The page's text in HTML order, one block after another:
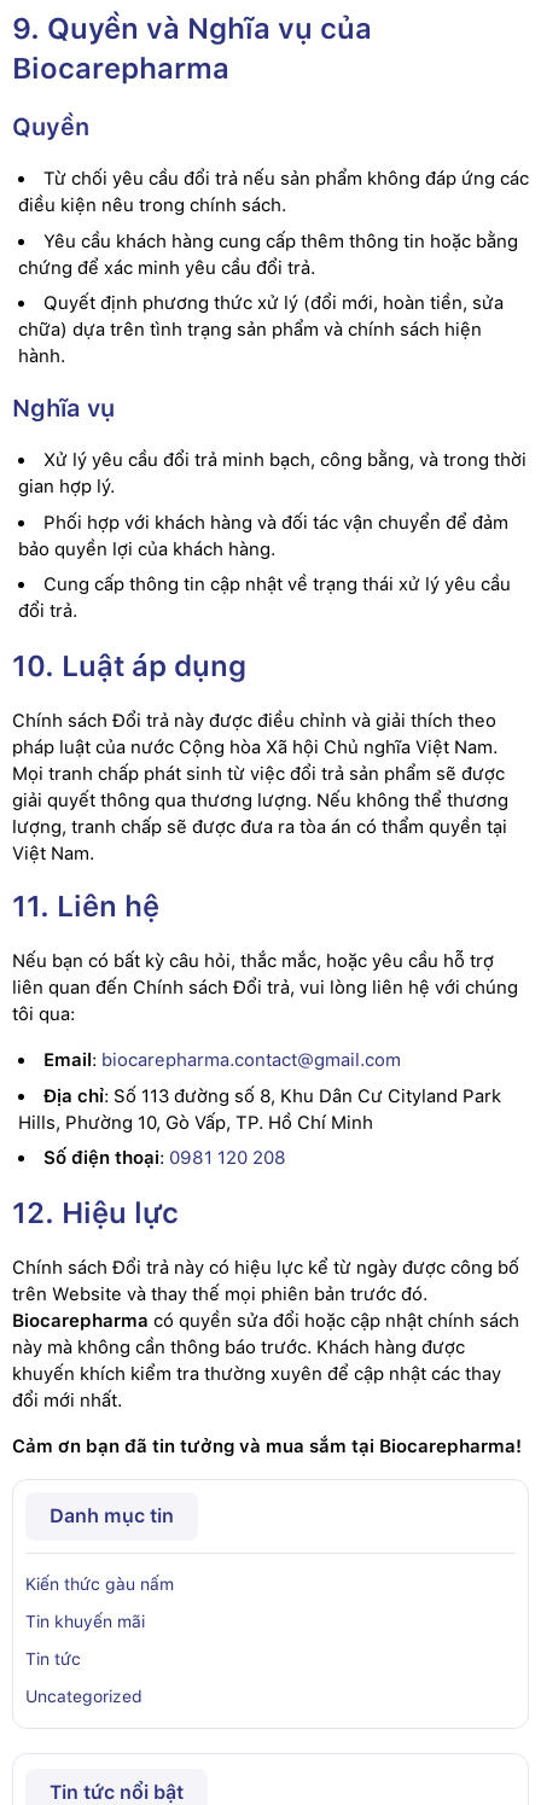
9. Quyền và Nghĩa vụ của
Biocarepharma
Quyền
Từ chối yêu cầu đổi trả nếu sản phẩm không đáp ứng các
điều kiện nêu trong chính sách.
Yêu cầu khách hàng cung cấp thêm thông tin hoặc bằng
chứng để xác minh yêu cầu đổi trả.
Quyết định phương thức xử lý (đổi mới, hoàn tiền, sửa
chữa) dựa trên tình trạng sản phẩm và chính sách hiện
hành.
Nghĩa vụ
Xử lý yêu cầu đổi trả minh bạch, công bằng, và trong thời
gian hợp lý.
Phối hợp với khách hàng và đối tác vận chuyển để đảm
bảo quyền lợi của khách hàng.
Cung cấp thông tin cập nhật về trạng thái xử lý yêu cầu
đổi trả.
10. Luật áp dụng
Chính sách Đổi trả này được điều chỉnh và giải thích theo
pháp luật của nước Cộng hòa Xã hội Chủ nghĩa Việt Nam.
Mọi tranh chấp phát sinh từ việc đổi trả sản phẩm sẽ được
giải quyết thông qua thương lượng. Nếu không thể thương
lượng, tranh chấp sẽ được đưa ra tòa án có thẩm quyền tại
Việt Nam.
11. Liên hệ
Nếu bạn có bất kỳ câu hỏi, thắc mắc, hoặc yêu cầu hỗ trợ
liên quan đến Chính sách Đổi trả, vui lòng liên hệ với chúng
tôi qua:
Email: biocarepharma.contact@gmail.com
Địa chỉ: Số 113 đường số 8, Khu Dân Cư Cityland Park
Hills, Phường 10, Gò Vấp, TP. Hồ Chí Minh
Số điện thoại: 0981 120 208
12. Hiệu lực
Chính sách Đổi trả này có hiệu lực kể từ ngày được công bố
trên Website và thay thế mọi phiên bản trước đó.
Biocarepharma có quyền sửa đổi hoặc cập nhật chính sách
này mà không cần thông báo trước. Khách hàng được
khuyến khích kiểm tra thường xuyên để cập nhật các thay
đổi mới nhất.
Cảm ơn bạn đã tin tưởng và mua sắm tại Biocarepharma!
Danh mục tin
Kiến thức gàu nấm
Tin khuyến mãi
Tin tức
Uncategorized
Tin tức nổi bật